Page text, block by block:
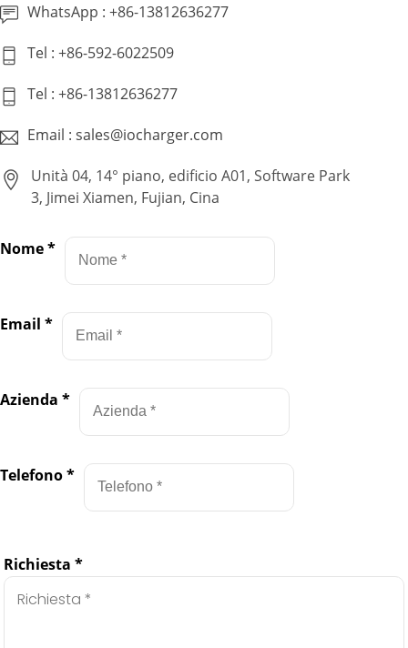
WhatsApp : +86-13812636277
Tel : +86-592-6022509
Tel : +86-13812636277
Email : sales@iocharger.com
Unità 04, 14° piano, edificio A01, Software Park
3, Jimei Xiamen, Fujian, Cina
Nome*
Email *
Azienda *
Telefono*
Richiesta*